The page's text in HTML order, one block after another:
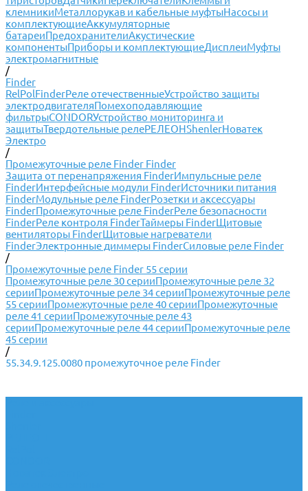
клемникиМеталлорукав и кабельные муфтыНасосы и
комплектующиеАккумуляторные
батареиПредохранителиАкустические
компонентыПриборы и комплектующиеДисплеиМуфты
электромагнитные
/
Finder
RelPolFinderРеле отечественныеУстройство защиты
электродвигателяПомехоподавляющие
фильтрыCONDORУстройство мониторинга и
защитыТвердотельные релеРЕЛЕОНShenlerНоватек
Электро
/
Промежуточные реле Finder Finder
Защита от перенапряжения FinderИмпульсные реле
FinderИнтерфейсные модули FinderИсточники питания
FinderМодульные реле FinderРозетки и аксессуары
FinderПромежуточные реле FinderРеле безопасности
FinderРеле контроля FinderТаймеры FinderЩитовые
вентиляторы FinderЩитовые нагреватели
FinderЭлектронные диммеры FinderСиловые реле Finder
/
Промежуточные реле Finder 55 серии
Промежуточные реле 30 серииПромежуточные реле 32
серииПромежуточные реле 34 серииПромежуточные реле
55 серииПромежуточные реле 40 серииПромежуточные
реле 41 серииПромежуточные реле 43
серииПромежуточные реле 44 серииПромежуточные реле
45 серии
/
55.34.9.125.0080 промежуточное реле Finder